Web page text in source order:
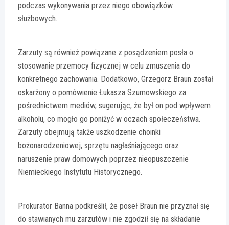
podczas wykonywania przez niego obowiązków
służbowych.
Zarzuty są również powiązane z posądzeniem posła o
stosowanie przemocy fizycznej w celu zmuszenia do
konkretnego zachowania. Dodatkowo, Grzegorz Braun został
oskarżony o pomówienie Łukasza Szumowskiego za
pośrednictwem mediów, sugerując, że był on pod wpływem
alkoholu, co mogło go poniżyć w oczach społeczeństwa.
Zarzuty obejmują także uszkodzenie choinki
bożonarodzeniowej, sprzętu nagłaśniającego oraz
naruszenie praw domowych poprzez nieopuszczenie
Niemieckiego Instytutu Historycznego.
Prokurator Banna podkreślił, że poseł Braun nie przyznał się
do stawianych mu zarzutów i nie zgodził się na składanie